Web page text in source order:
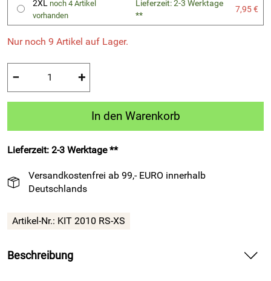
2XL noch 4 Artikel
vorhanden
Lieferzeit: 2-3 Werktage
**
7,95 €
Nur noch 9 Artikel auf Lager.
− +
In den Warenkorb
Lieferzeit: 2-3 Werktage **
Versandkostenfrei ab 99,- EURO innerhalb
Deutschlands
Artikel-Nr.: KIT 2010 RS-XS
Beschreibung